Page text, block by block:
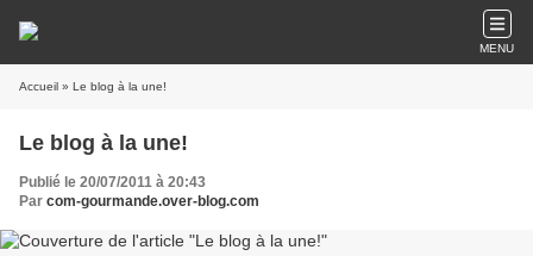
MENU
Accueil » Le blog à la une!
Le blog à la une!
Publié le 20/07/2011 à 20:43
Par com-gourmande.over-blog.com